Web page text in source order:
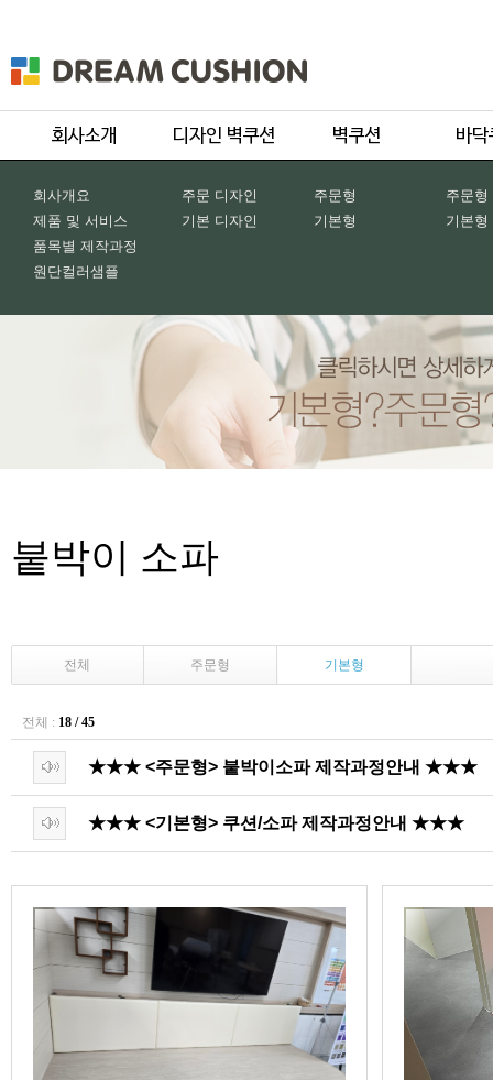
회사개요
제품 및 서비스
품목별 제작과정
원단컬러샘플
주문 디자인
기본 디자인
주문형
기본형
주문형
기본형
붙박이 소파
전체 주문형 기본형
전체 : 18 / 45
★★★ <주문형> 붙박이소파 제작과정안내 ★★★
★★★ <기본형> 쿠션/소파 제작과정안내 ★★★